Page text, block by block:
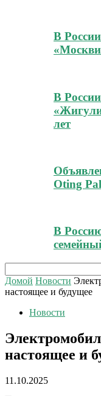
В
В
лет
Oting
В
Домой Новости
настоящее и будущее
Новости
настоящее и
11.10.2025